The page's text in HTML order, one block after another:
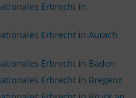
Erbrecht in
Erbrecht in Aurach
Erbrecht in Baden
Erbrecht in Bregenz